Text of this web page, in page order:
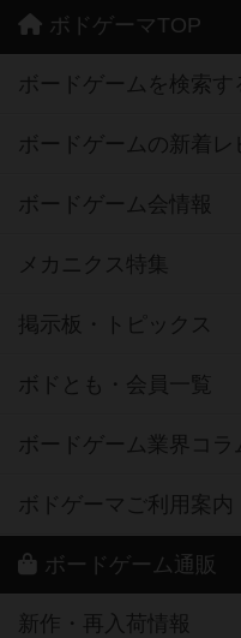
ボドゲーマTOP
ボードゲームを検索す
ボードゲームの新着レ
ボードゲーム会情報
メカニクス特集
掲示板・トピックス
ボドとも・会員一覧
ボードゲーム業界コラ
ボドゲーマご利用案内
ボードゲーム通販
新作・再入荷情報